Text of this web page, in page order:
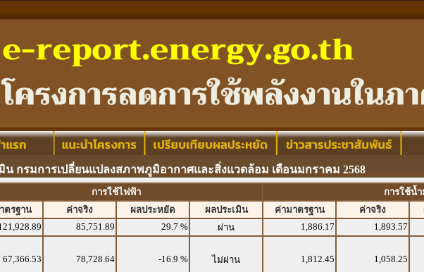
น กรมการเปลี่ยนแปลงสภาพภูมิอากาศและสิ่งแวดล้อม เดือนมกราคม 2568
การใช้ไฟฟ้า
การใช้น้
ตรฐาน
ค่าจริง ผลประหยัด ผลประเมิน ค่ามาตรฐาน ค่าจริง
85,751.89 29.7 % ผ่าน 1,886.17 1,893.57
67,366.53 78,728.64 -16.9 % ไม่ผ่าน 1,812.45 1,058.25